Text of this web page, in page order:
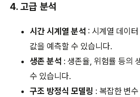
4. 고급 분석
시간 시계열 분석 : 시계열 데이
값을 예측할 수 있습니다.
생존 분석 : 생존율, 위험률 등의
수 있습니다.
구조 방정식 모델링 : 복잡한 변